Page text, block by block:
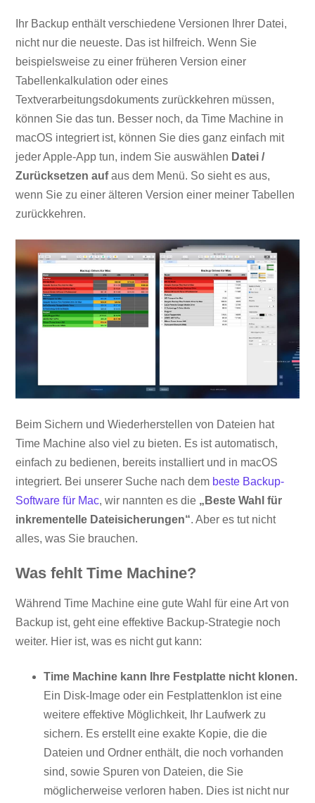
Ihr Backup enthält verschiedene Versionen Ihrer Datei,
nicht nur die neueste. Das ist hilfreich. Wenn Sie
beispielsweise zu einer früheren Version einer
Tabellenkalkulation oder eines
Textverarbeitungsdokuments zurückkehren müssen,
können Sie das tun. Besser noch, da Time Machine in
macOS integriert ist, können Sie dies ganz einfach mit
jeder Apple-App tun, indem Sie auswählen Datei /
Zurücksetzen aufaus dem Menü. So sieht es aus,
wenn Sie zu einer älteren Version einer meiner Tabellen
zurückkehren.
Beim Sichern und Wiederherstellen von Dateien hat
Time Machine also viel zu bieten. Es ist automatisch,
einfach zu bedienen, bereits installiert und in macOS
integriert. Bei unserer Suche nach dem beste Backup-
Software für Mac, wir nannten es die „Beste Wahl für
inkrementelle Dateisicherungen“. Aber es tut nicht
alles, was Sie brauchen.
Was fehlt Time Machine?
Während Time Machine eine gute Wahl für eine Art von
Backup ist, geht eine effektive Backup-Strategie noch
weiter. Hier ist, was es nicht gut kann:
Time Machine kann Ihre Festplatte nicht klonen.
Ein Disk-Image oder ein Festplattenklon ist eine
weitere effektive Möglichkeit, Ihr Laufwerk zu
sichern. Es erstellt eine exakte Kopie, die die
Dateien und Ordner enthält, die noch vorhanden
sind, sowie Spuren von Dateien, die Sie
möglicherweise verloren haben. Dies ist nicht nur